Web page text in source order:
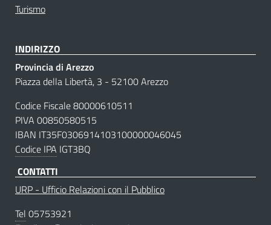
Turismo
INDIRIZZO
Provincia di Arezzo
Piazza della Libertà, 3 - 52100 Arezzo
Codice Fiscale 80000610511
PIVA 00850580515
IBAN IT35F0306914103100000046045
Codice IPA IGT3BQ
CONTATTI
URP - Ufficio Relazioni con il Pubblico
Tel 05753921